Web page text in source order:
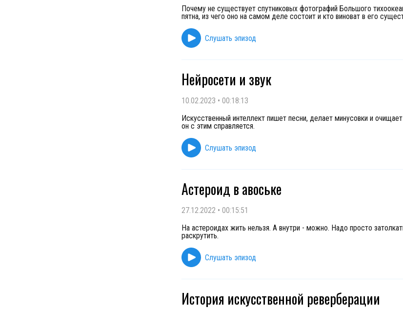
Почему не существует спутниковых фотографий Большого
пятна, из чего оно на самом деле состоит и кто виноват в его
Слушать эпизод
Нейросети и звук
10.02.2023 • 00:18:13
Искусственный интеллект пишет песни, делает минусовки и
он с этим справляется.
Слушать эпизод
Астероид в авоське
27.12.2022 • 00:15:51
На астероидах жить нельзя. А внутри - можно. Надо просто
раскрутить.
Слушать эпизод
История искусственной реверберации